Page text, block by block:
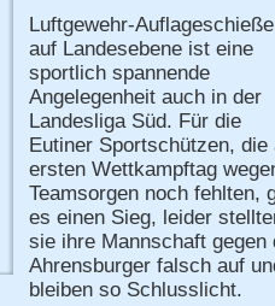
Luftgewehr-
auf Landesebene ist eine
sportlich spannende
Angelegenheit auch in der
Landesliga Süd. Für die
Eutiner Sportschützen, die
ersten Wettkampftag
Teamsorgen noch fehlten,
es einen Sieg, leider
sie ihre Mannschaft gegen
Ahrensburger falsch auf
bleiben so Schlusslicht.